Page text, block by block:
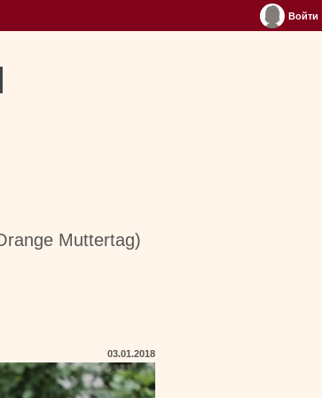
Войти
Muttertag)
03.01.2018